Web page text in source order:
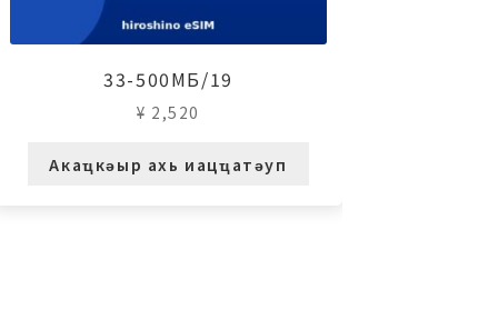
33-500МБ/19
¥ 2,520
Акаҵкәыр ахь иацҵатәуп